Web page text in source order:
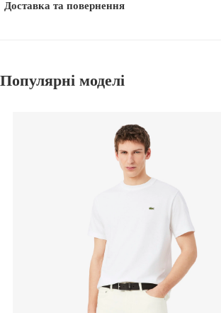
Доставка та повернення
Популярні моделі